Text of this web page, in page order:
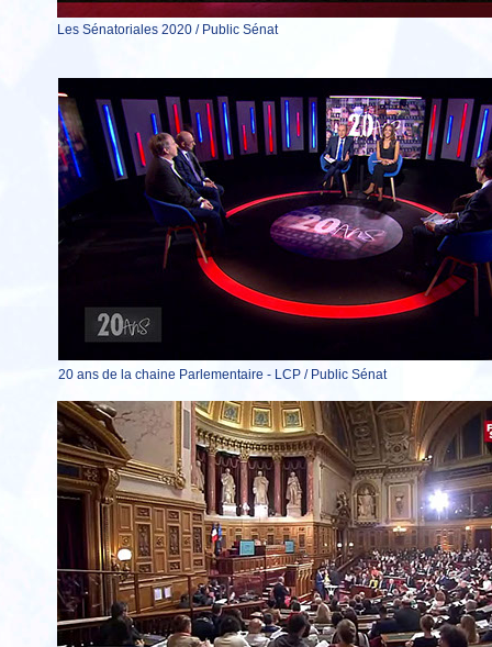
Les Sénatoriales 2020 / Public Sénat
20 ans de la chaine Parlementaire - LCP / Public Sénat